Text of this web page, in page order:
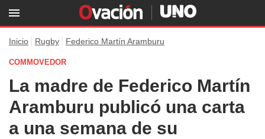
Inicio Rugby Federico Martín Aramburu
COMMOVEDOR
La madre de Federico Martín
Aramburu publicó una carta
a una semana de su